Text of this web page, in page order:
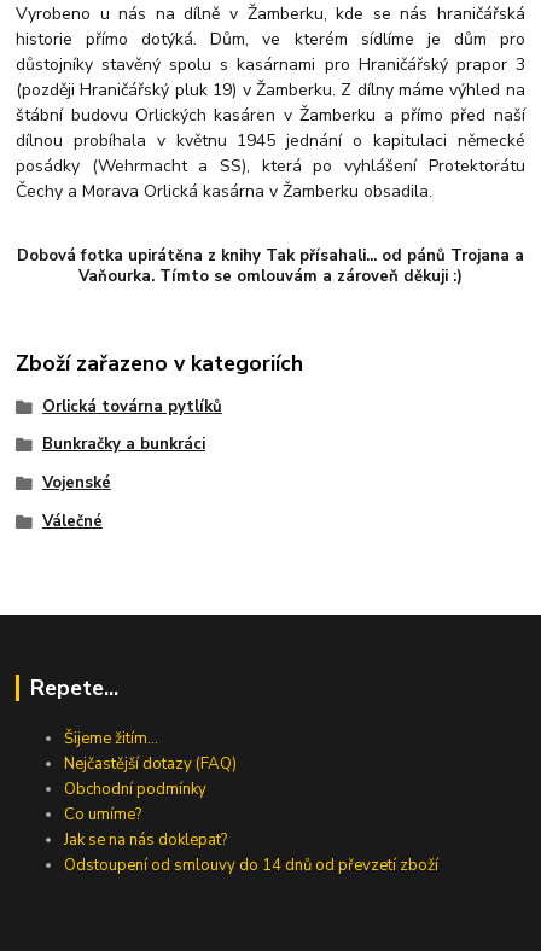
Vyrobeno u nás na dílně v Žamberku, kde se nás hraničářská
historie přímo dotýká. Dům, ve kterém sídlíme je dům pro
důstojníky stavěný spolu s kasárnami pro Hraničářský prapor 3
(později Hraničářský pluk 19) v Žamberku. Z dílny máme výhled na
štábní budovu Orlických kasáren v Žamberku a přímo před naší
dílnou probíhala v květnu 1945 jednání o kapitulaci německé
posádky (Wehrmacht a SS), která po vyhlášení Protektorátu
Čechy a Morava Orlická kasárna v Žamberku obsadila.
Dobová fotka upirátěna z knihy Tak přísahali... od pánů Trojana a
Vaňourka. Tímto se omlouvám a zároveň děkuji :)
Zboží zařazeno v kategoriích
Orlická továrna pytlíků
Bunkračky a bunkráci
Vojenské
Válečné
Repete...
Šijeme žitím...
Nejčastější dotazy (FAQ)
Obchodní podmínky
Co umíme?
Jak se na nás doklepat?
Odstoupení od smlouvy do 14 dnů od převzetí zboží